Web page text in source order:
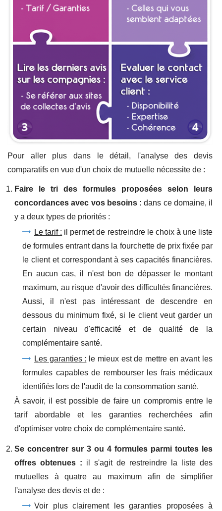
Pour aller plus dans le détail, l'analyse des devis
comparatifs en vue d'un choix de mutuelle nécessite de :
Faire le tri des formules proposées selon leurs
concordances avec vos besoins : dans ce domaine, il
y a deux types de priorités :
Le tarif : il permet de restreindre le choix à une liste
de formules entrant dans la fourchette de prix fixée par
le client et correspondant à ses capacités financières.
En aucun cas, il n'est bon de dépasser le montant
maximum, au risque d'avoir des difficultés financières.
Aussi, il n'est pas intéressant de descendre en
dessous du minimum fixé, si le client veut garder un
certain niveau d'efficacité et de qualité de la
complémentaire santé.
Les garanties : le mieux est de mettre en avant les
formules capables de rembourser les frais médicaux
identifiés lors de l'audit de la consommation santé.
À savoir, il est possible de faire un compromis entre le
tarif abordable et les garanties recherchées afin
d'optimiser votre choix de complémentaire santé.
Se concentrer sur 3 ou 4 formules parmi toutes les
offres obtenues : il s'agit de restreindre la liste des
mutuelles à quatre au maximum afin de simplifier
l'analyse des devis et de :
Voir plus clairement les garanties proposées à